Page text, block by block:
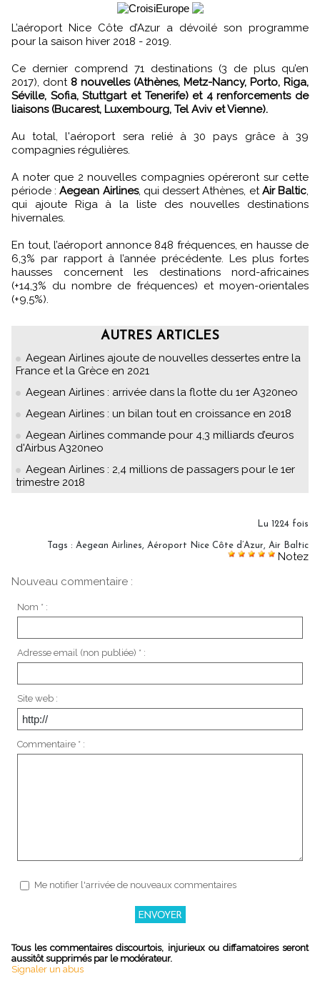
L’aéroport Nice Côte d’Azur a dévoilé son programme
pour la saison hiver 2018 - 2019.
Ce dernier comprend 71 destinations (3 de plus qu’en
2017), dont 8 nouvelles (Athènes, Metz-Nancy, Porto, Riga,
Séville, Sofia, Stuttgart et Tenerife) et 4 renforcements de
liaisons (Bucarest, Luxembourg, Tel Aviv et Vienne).
Au total, l'aéroport sera relié à 30 pays grâce à 39
compagnies régulières.
A noter que 2 nouvelles compagnies opéreront sur cette
période :Aegean Airlines, qui dessert Athènes, etAir Baltic,
qui ajoute Riga à la liste des nouvelles destinations
hivernales.
En tout, l’aéroport annonce 848 fréquences, en hausse de
6,3% par rapport à l’année précédente. Les plus fortes
hausses concernent les destinations nord-africaines
(+14,3% du nombre de fréquences) et moyen-orientales
(+9,5%).
AUTRES ARTICLES
Aegean Airlines ajoute de nouvelles dessertes entre la
France et la Grèce en 2021
Aegean Airlines : arrivée dans la flotte du 1er A320neo
Aegean Airlines : un bilan tout en croissance en 2018
Aegean Airlines commande pour 4,3 milliards d’euros
d'Airbus A320neo
Aegean Airlines : 2,4 millions de passagers pour le 1er
trimestre 2018
Lu 1224 fois
Tags : Aegean Airlines, Aéroport Nice Côte d’Azur, Air Baltic
Notez
Nouveau commentaire :
Nom * :
Adresse email (non publiée) * :
Site web :
Commentaire * :
Me notifier l'arrivée de nouveaux commentaires
Tous les commentaires discourtois, injurieux ou diffamatoires seront
aussitôt supprimés par le modérateur.
Signaler un abus